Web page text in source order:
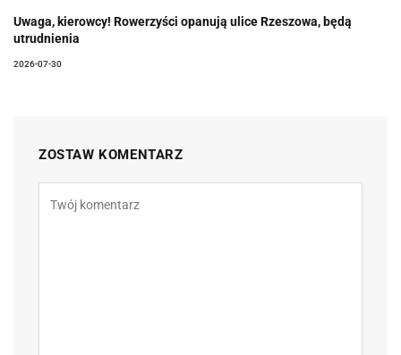
Uwaga, kierowcy! Rowerzyści opanują ulice Rzeszowa, będą
utrudnienia
2026-07-30
ZOSTAW KOMENTARZ